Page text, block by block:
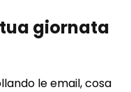
giornata
le email, cosa